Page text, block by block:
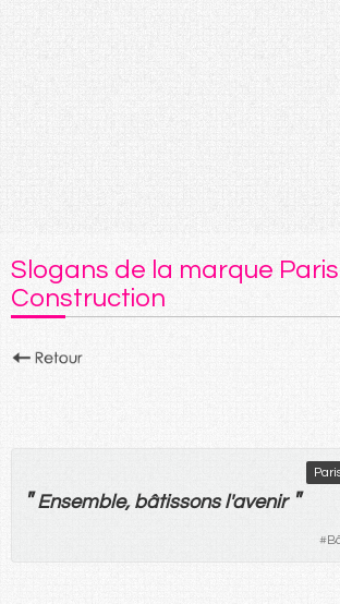
Slogans de la marque
Construction
" Ensemble, bâtissonsl'avenir "
#